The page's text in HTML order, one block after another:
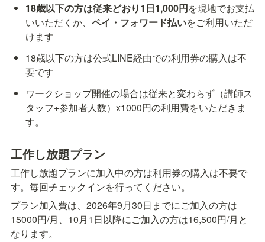
18歳以下の方は従来どおり1日1,000円を現地でお支払
いいただくか、ペイ・フォワード払いをご利用いただ
けます
18歳以下の方は公式LINE経由での利用券の購入は不
要です
ワークショップ開催の場合は従来と変わらず（講師ス
タッフ+参加者人数）x1000円の利用費をいただきま
す。
工作し放題プラン
工作し放題プランに加入中の方は利用券の購入は不要で
す。毎回チェックインを行ってください。
プラン加入費は、2026年9月30日までにご加入の方は
15000円/月、10月1日以降にご加入の方は16,500円/月と
なります。